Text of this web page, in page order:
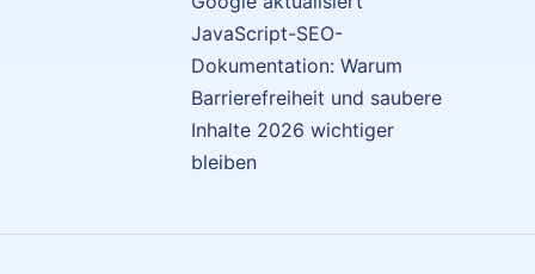
JavaScript-SEO-
Dokumentation: Warum
Barrierefreiheit und saubere
Inhalte 2026 wichtiger
bleiben